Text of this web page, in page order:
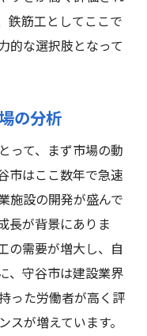
鉄筋工としてここで
的な選択肢となって
の分析
って、まず市場の動
市はここ数年で急速
施設の開発が盛んで
長が背景にありま
の需要が増大し、自
、守谷市は建設業界
った労働者が高く評
が増えています。